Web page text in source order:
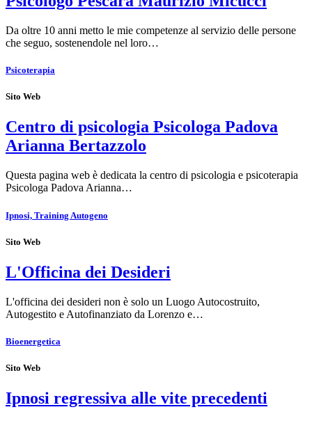
Da oltre 10 anni metto le mie competenze al servizio delle persone
che seguo, sostenendole nel loro…
Psicoterapia
Sito Web
Centro di psicologia Psicologa Padova
Arianna Bertazzolo
Questa pagina web è dedicata la centro di psicologia e psicoterapia
Psicologa Padova Arianna…
Ipnosi, Training Autogeno
Sito Web
L'Officina dei Desideri
L'officina dei desideri non è solo un Luogo Autocostruito,
Autogestito e Autofinanziato da Lorenzo e…
Bioenergetica
Sito Web
Ipnosi regressiva alle vite precedenti